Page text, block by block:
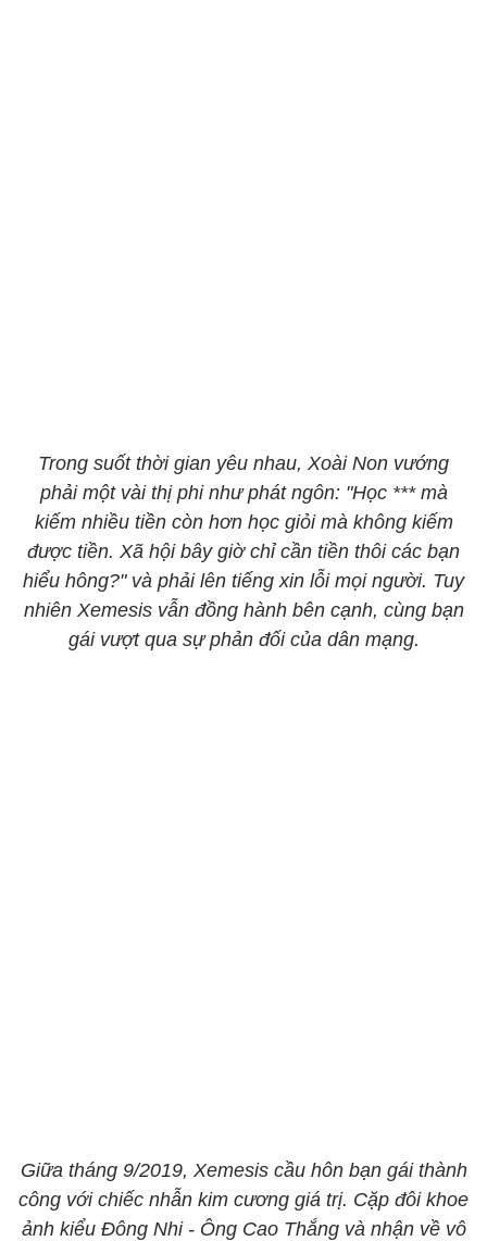
Trong suốt thời gian yêu nhau, Xoài Non vướng
phải một vài thị phi như phát ngôn: "Học *** mà
kiếm nhiều tiền còn hơn học giỏi mà không kiếm
được tiền. Xã hội bây giờ chỉ cần tiền thôi các bạn
hiểu hông?" và phải lên tiếng xin lỗi mọi người. Tuy
nhiên Xemesis vẫn đồng hành bên cạnh, cùng bạn
gái vượt qua sự phản đối của dân mạng.
Giữa tháng 9/2019, Xemesis cầu hôn bạn gái thành
công với chiếc nhẫn kim cương giá trị. Cặp đôi khoe
ảnh kiểu Đông Nhi - Ông Cao Thắng và nhận về vô